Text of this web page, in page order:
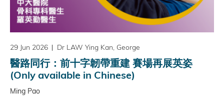
29 Jun 2026 Dr LAW Ying Kan, George
醫路同行：前十字韌帶重建 賽場再展英姿
(Only available in Chinese)
Ming Pao